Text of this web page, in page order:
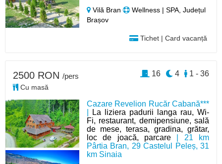
Vilă Bran
Wellness | SPA, Județul
Brașov
Tichet | Card vacanță
Cazare Revelion Rucăr Cabană***
La liziera padurii langa rau, Wi-
Fi, restaurant, demipensiune, sală
de mese, terasa, gradina, grătar,
loc de joacă, parcare | 21 km
Pârtia Bran, 29 Castelul Peleș, 31
km Sinaia
2500 RON /pers
Cu masă
1 - 36
4
16